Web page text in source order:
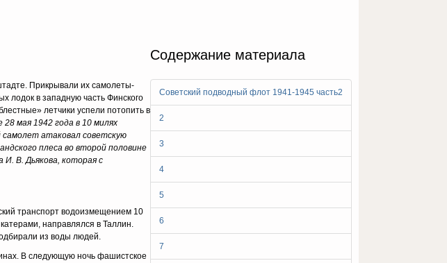
Содержание материала
Советский подводный флот 1941-1945 часть2
2
3
4
5
6
7
Прикрывали их самолеты-
лодок в западную часть Финского
летчики успели потопить в
мая 1942 года в 10 милях
самолет атаковал советскую
плеса во второй половине
В. Дьякова, которая с
транспорт водоизмещением 10
направлялся в Таллин.
из воды людей.
В следующую ночь фашистское